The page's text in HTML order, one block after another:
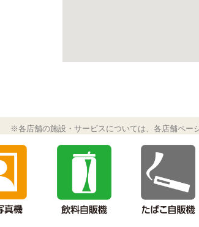
※各店舗の施設・サービスについては、各店舗ペー